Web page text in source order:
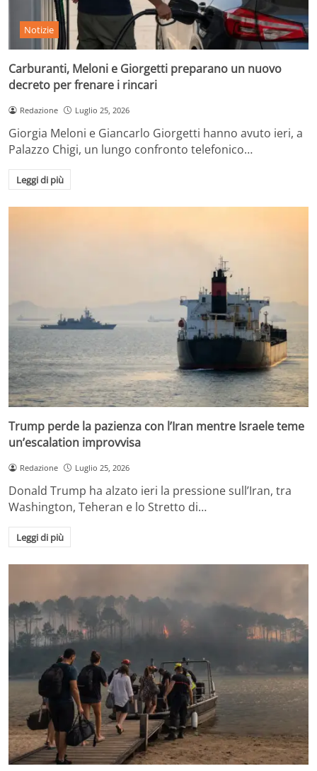
Notizie
Carburanti, Meloni e Giorgetti preparano un nuovo
decreto per frenare i rincari
Redazione Luglio 25, 2026
Giorgia Meloni e Giancarlo Giorgetti hanno avuto ieri, a
Palazzo Chigi, un lungo confronto telefonico…
Leggi di più
Trump perde la pazienza con l’Iran mentre Israele teme
un’escalation improvvisa
Redazione Luglio 25, 2026
Donald Trump ha alzato ieri la pressione sull’Iran, tra
Washington, Teheran e lo Stretto di…
Leggi di più